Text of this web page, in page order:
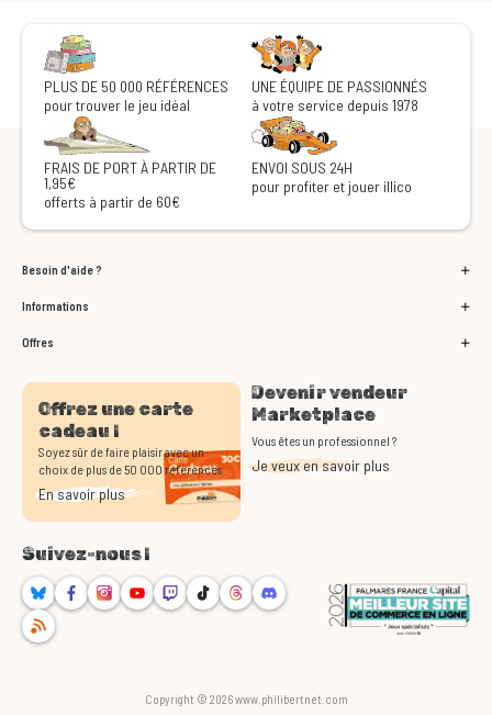
PLUS DE 50 000 RÉFÉRENCES
pour trouver le jeu idéal
UNE ÉQUIPE DE PASSIONNÉS
à votre service depuis 1978
FRAIS DE PORT À PARTIR DE
1,95€
offerts à partir de 60€
ENVOI SOUS 24H
pour profiter et jouer illico
Besoin d'aide ?
Informations
Offres
Offrez une carte
cadeau !
Soyez sûr de faire plaisir avec un
choix de plus de 50 000 références
En savoir plus
Devenir vendeur
Marketplace
Vous êtes un professionnel ?
Je veux en savoir plus
Suivez-nous !
BlueskyFacebookInstagram
YoutubeTwitchTikTokThreadsDiscord
RSS
Copyright © 2026 www.philibertnet.com